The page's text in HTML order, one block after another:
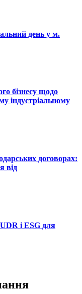
день у м.
бізнесу щодо
індустріальному
договорах:
від
і ESG для